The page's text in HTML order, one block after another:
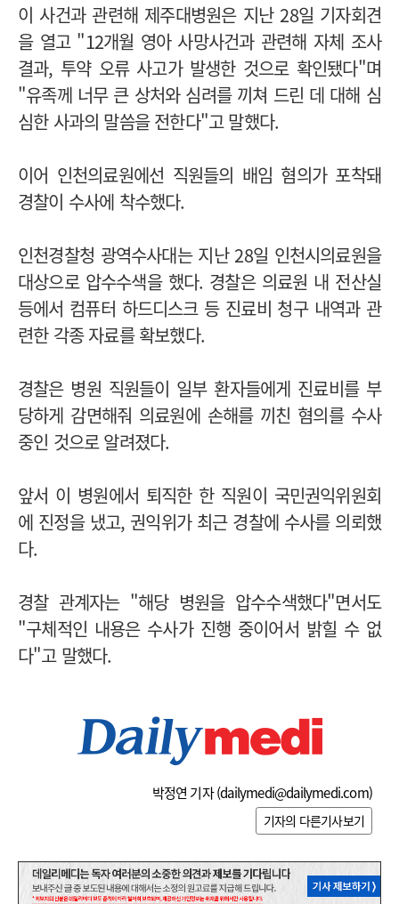
이 사건과 관련해 제주대병원은 지난 28일 기자회견
을 열고 "12개월 영아 사망사건과 관련해 자체 조사
결과, 투약 오류 사고가 발생한 것으로 확인됐다"며
"유족께 너무 큰 상처와 심려를 끼쳐 드린 데 대해 심
심한 사과의 말씀을 전한다"고 말했다.
이어 인천의료원에선 직원들의 배임 혐의가 포착돼
경찰이 수사에 착수했다.
인천경찰청 광역수사대는 지난 28일 인천시의료원을
대상으로 압수수색을 했다. 경찰은 의료원 내 전산실
등에서 컴퓨터 하드디스크 등 진료비 청구 내역과 관
련한 각종 자료를 확보했다.
경찰은 병원 직원들이 일부 환자들에게 진료비를 부
당하게 감면해줘 의료원에 손해를 끼친 혐의를 수사
중인 것으로 알려졌다.
앞서 이 병원에서 퇴직한 한 직원이 국민권익위원회
에 진정을 냈고, 권익위가 최근 경찰에 수사를 의뢰했
다.
경찰 관계자는 "해당 병원을 압수수색했다"면서도
"구체적인 내용은 수사가 진행 중이어서 밝힐 수 없
다"고 말했다.
박정연 기자 (dailymedi@dailymedi.com)
기자의 다른기사보기